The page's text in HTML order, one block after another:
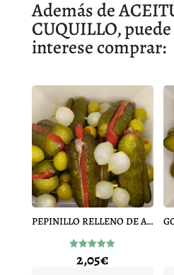
Además de
CUQUILLO,
interese comprar:
PEPINILLO RELLENO DE ANCHOA
Valorado
con
2,05€